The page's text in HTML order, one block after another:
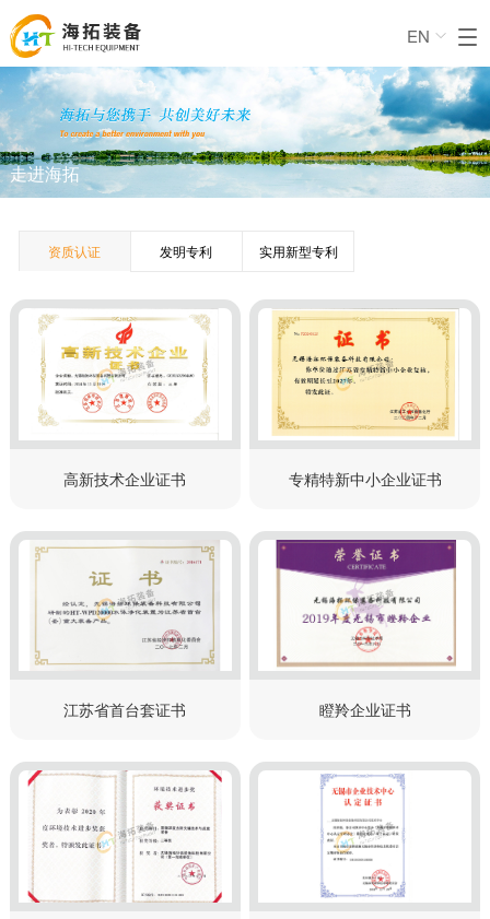
EN 
走进海拓
资质认证 发明专利 实用新型专利
高新技术企业证书 专精特新中小企业证书
江苏省首台套证书 瞪羚企业证书